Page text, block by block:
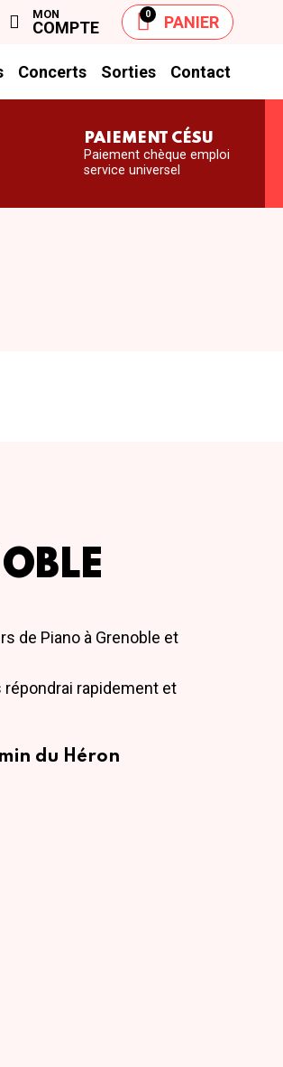
MON
COMPTE
0 PANIER
Concerts Sorties Contact
PAIEMENT CÉSU
Paiement chèque emploi
service universel
de Piano à Grenoble et
répondrai rapidement et
du Héron